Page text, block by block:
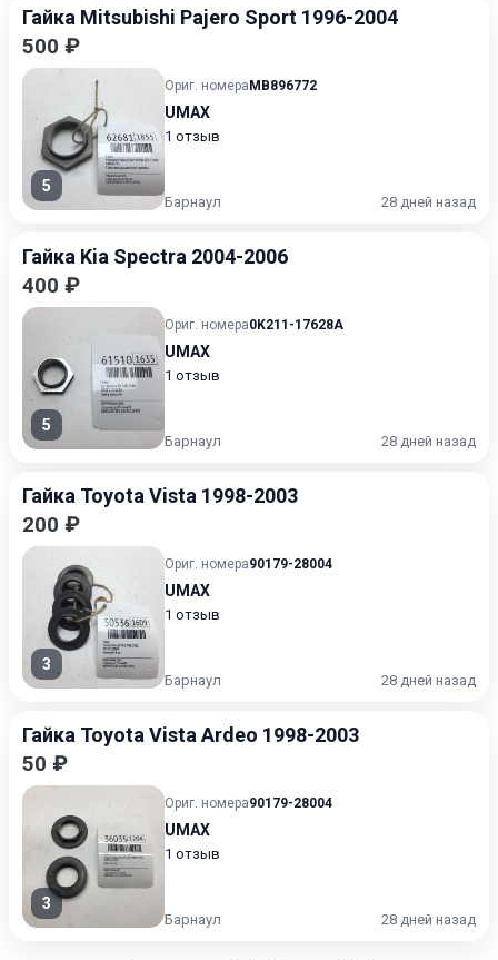
Гайка Mitsubishi Pajero Sport 1996-2004
500 ₽
5
Ориг. номера MB896772
UMAX
1 отзыв
Барнаул 28 дней назад
Гайка Kia Spectra 2004-2006
400 ₽
5
Ориг. номера0K211-17628A
UMAX
1 отзыв
Барнаул 28 дней назад
Гайка Toyota Vista 1998-2003
200 ₽
3
Ориг. номера90179-28004
UMAX
1 отзыв
Барнаул 28 дней назад
Гайка Toyota Vista Ardeo 1998-2003
50 ₽
3
Ориг. номера90179-28004
UMAX
1 отзыв
Барнаул 28 дней назад